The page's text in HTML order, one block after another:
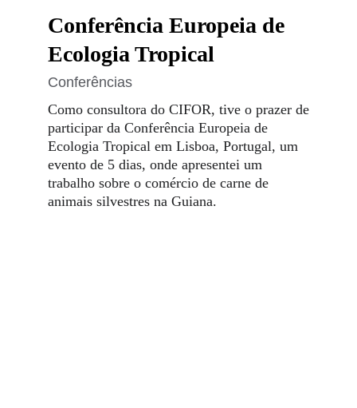
Como consultora do CIFOR, tive o prazer de
participar da Conferência Europeia de
Ecologia Tropical em Lisboa, Portugal, um
evento de 5 dias, onde apresentei um
trabalho sobre o comércio de carne de
animais silvestres na Guiana.
Conferência Europeia de
Ecologia Tropical
Conferências